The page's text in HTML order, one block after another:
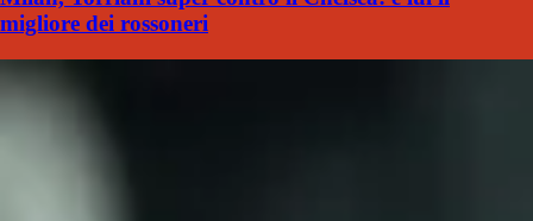
migliore dei rossoneri